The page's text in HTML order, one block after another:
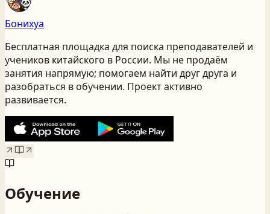
Бонихуа
Бесплатная площадка для поиска преподавателей и
учеников китайского в России. Мы не продаём
занятия напрямую; помогаем найти друг друга и
разобраться в обучении. Проект активно
развивается.
Обучение